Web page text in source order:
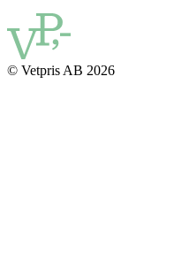
© Vetpris AB 2026